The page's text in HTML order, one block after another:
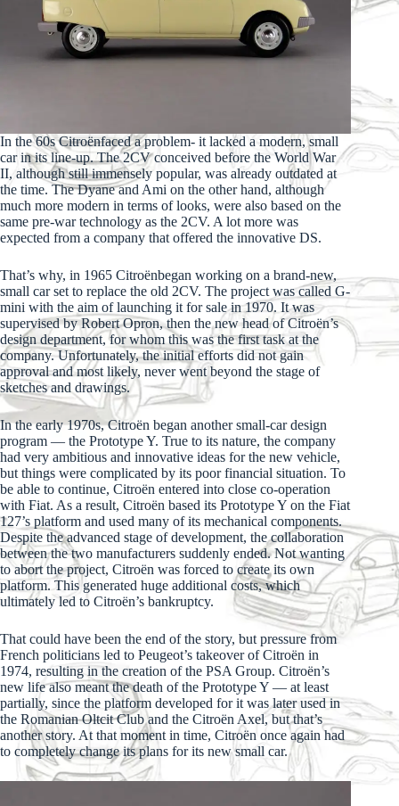
In the 60s Citroënfaced a problem- it lacked a modern, small
car in its line-up. The 2CV conceived before the World War
II, although still immensely popular, was already outdated at
the time. The Dyane and Ami on the other hand, although
much more modern in terms of looks, were also based on the
same pre-war technology as the 2CV. A lot more was
expected from a company that offered the innovative DS.
That’s why, in 1965 Citroënbegan working on a brand-new,
small car set to replace the old 2CV. The project was called G-
mini with the aim of launching it for sale in 1970. It was
supervised by Robert Opron, then the new head of Citroën’s
design department, for whom this was the first task at the
company. Unfortunately, the initial efforts did not gain
approval and most likely, never went beyond the stage of
sketches and drawings.
In the early 1970s, Citroën began another small-car design
program — the Prototype Y. True to its nature, the company
had very ambitious and innovative ideas for the new vehicle,
but things were complicated by its poor financial situation. To
be able to continue, Citroën entered into close co-operation
with Fiat. As a result, Citroën based its Prototype Y on the Fiat
127’s platform and used many of its mechanical components.
Despite the advanced stage of development, the collaboration
between the two manufacturers suddenly ended. Not wanting
to abort the project, Citroën was forced to create its own
platform. This generated huge additional costs, which
ultimately led to Citroën’s bankruptcy.
That could have been the end of the story, but pressure from
French politicians led to Peugeot’s takeover of Citroën in
1974, resulting in the creation of the PSA Group. Citroën’s
new life also meant the death of the Prototype Y — at least
partially, since the platform developed for it was later used in
the Romanian Oltcit Club and the Citroën Axel, but that’s
another story. At that moment in time, Citroën once again had
to completely change its plans for its new small car.